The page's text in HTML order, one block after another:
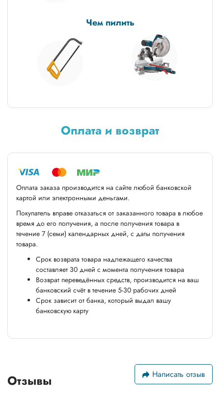
Чем пилить
Оплата и возврат
Оплата заказа производится на сайте любой банковской
картой или электронными деньгами.
Покупатель вправе отказаться от заказанного товара в любое
время до его получения, а после получения товара в
течение 7 (семи) календарных дней, с даты получения
товара.
Срок возврата товара надлежащего качества
составляет 30 дней с момента получения товара
Возврат переведённых средств, производится на ваш
банковский счёт в течение 5-30 рабочих дней
Срок зависит от банка, который выдал вашу
банковскую карту
Отзывы Написать отзыв